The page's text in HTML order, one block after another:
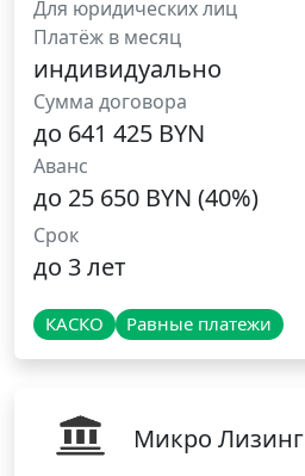
Для юридических лиц
Платёж в месяц
индивидуально
Сумма договора
до 641 425 BYN
Аванс
до 25 650 BYN (40%)
Срок
до 3 лет
КАСКО Равные платежи
Микро Лизинг